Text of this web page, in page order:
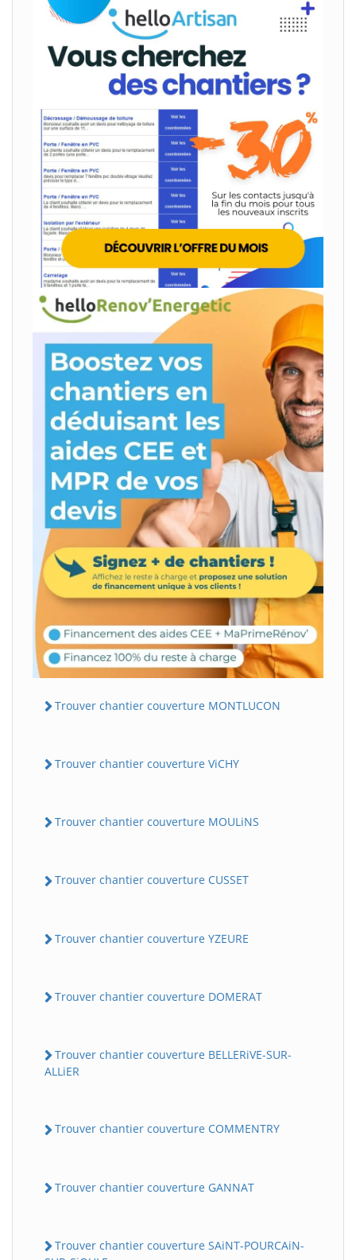
Trouver chantier couverture MONTLUCON
Trouver chantier couverture ViCHY
Trouver chantier couverture MOULiNS
Trouver chantier couverture CUSSET
Trouver chantier couverture YZEURE
Trouver chantier couverture DOMERAT
Trouver chantier couverture BELLERiVE-SUR-
ALLiER
Trouver chantier couverture COMMENTRY
Trouver chantier couverture GANNAT
Trouver chantier couverture SAiNT-POURCAiN-